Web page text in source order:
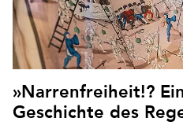
»Narrenfreiheit!?
Geschichte des